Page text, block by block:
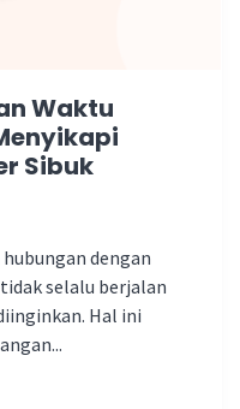
Waktu
Sibuk
dengan
selalu berjalan
Hal ini